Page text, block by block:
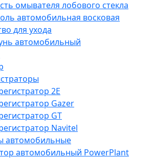
омывателя лобового стекла
автомобильная восковая
для ухода
автомобильный
2E
Gazer
GT
Navitel
автомобильные
автомобильный PowerPlant